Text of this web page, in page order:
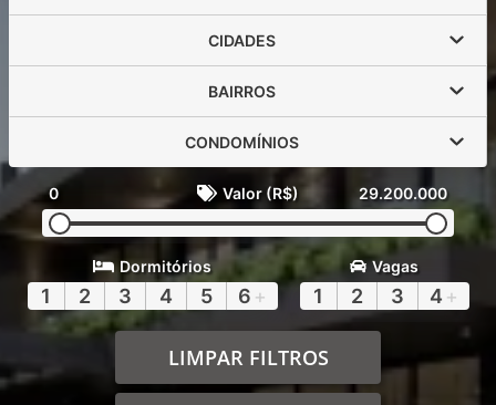
CIDADES
BAIRROS
CONDOMÍNIOS
0 Valor (R$) 29.200.000
Dormitórios
1 2 3 4 5 6 +
Vagas
1 2 3 4 +
LIMPAR FILTROS